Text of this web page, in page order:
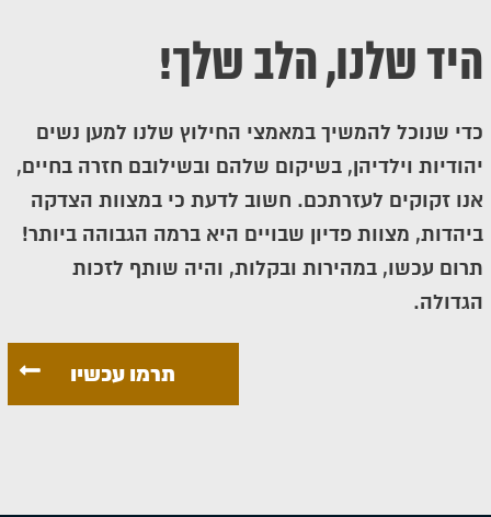
היד שלנו, הלב שלך!
כדי שנוכל להמשיך במאמצי החילוץ שלנו למען נשים
יהודיות וילדיהן, בשיקום שלהם ובשילובם חזרה בחיים,
אנו זקוקים לעזרתכם. חשוב לדעת כי במצוות הצדקה
ביהדות, מצוות פדיון שבויים היא ברמה הגבוהה ביותר!
תרום עכשו, במהירות ובקלות, והיה שותף לזכות
הגדולה.
תרמו עכשיו